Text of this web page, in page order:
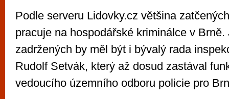
Podle serveru Lidovky.cz většina
pracuje na hospodářské kriminálce v Brně.
zadržených by měl být i bývalý rada
Rudolf Setvák, který až dosud zastával
vedoucího územního odboru policie pro